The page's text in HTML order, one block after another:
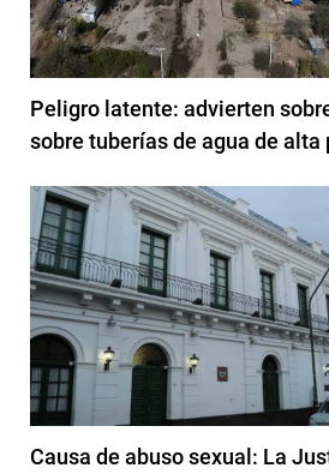
Peligro latente: advierten
sobre tuberías de agua de alta
Causa de abuso sexual: La